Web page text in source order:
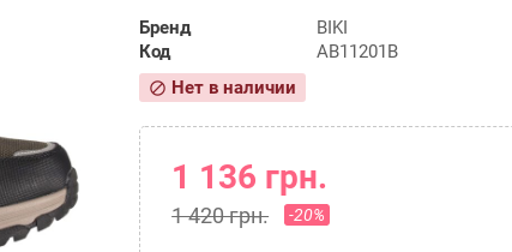
Бренд
BIKI
Код
AB11201B
block Нет в наличии
1 136 грн.
1 420 грн. -20%